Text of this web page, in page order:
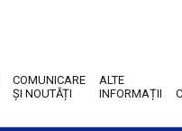
COMUNICARE
ȘI NOUTĂȚI
ALTE
INFORMAȚII